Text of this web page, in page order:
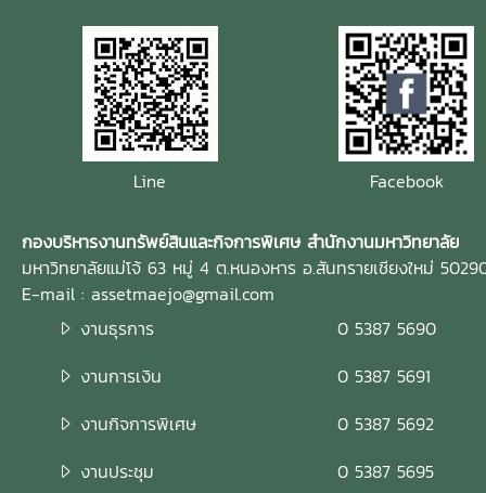
Line Facebook
กองบริหารงานทรัพย์สินและกิจการพิเศษ สำนักงานมหาวิทยาลัย
มหาวิทยาลัยแม่โจ้ 63 หมู่ 4 ต.หนองหาร อ.สันทรายเชียงใหม่
E-mail : assetmaejo@gmail.com
งานธุรการ
0 5387 5690
งานการเงิน
0 5387 5691
งานกิจการพิเศษ
0 5387 5692
งานประชุม
0 5387 5695